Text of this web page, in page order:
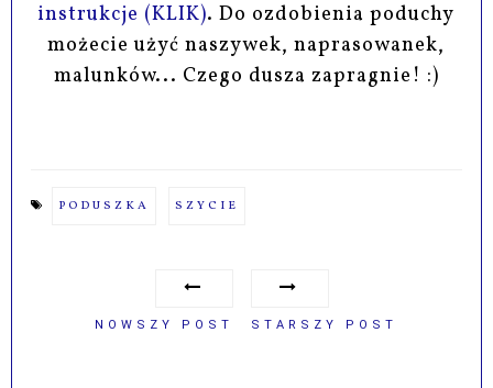
instrukcje (KLIK). Do ozdobienia poduchy
możecie użyć naszywek, naprasowanek,
malunków... Czego dusza zapragnie! :)
PODUSZKA SZYCIE
NOWSZY POST STARSZY POST